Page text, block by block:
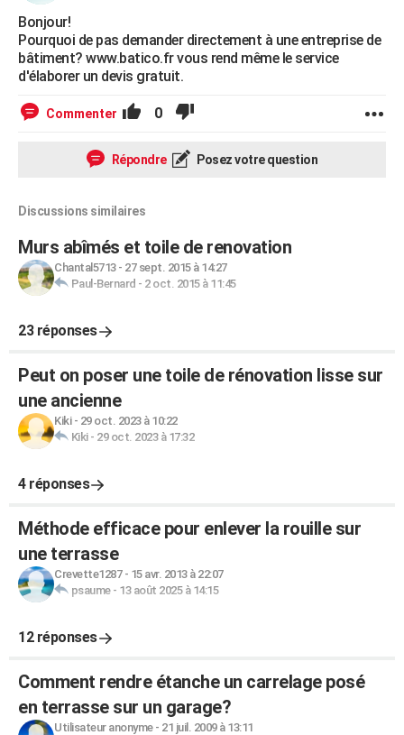
Bonjour!
Pourquoi de pas demander directement à une entreprise de
bâtiment? www.batico.fr vous rend même le service
d'élaborer un devis gratuit.
Commenter 0
Répondre Posez votre question
Discussions similaires
Murs abîmés et toile de renovation
Chantal5713- 27 sept. 2015 à 14:27
Paul-Bernard - 2 oct. 2015 à 11:45
23 réponses
Peut on poser une toile de rénovation lisse sur
une ancienne
Kiki- 29 oct. 2023 à 10:22
Kiki- 29 oct. 2023 à 17:32
4 réponses
Méthode efficace pour enlever la rouille sur
une terrasse
Crevette1287- 15 avr. 2013 à 22:07
psaume- 13 août 2025 à 14:15
12 réponses
Comment rendre étanche un carrelage posé
en terrasse sur un garage?
Utilisateur anonyme- 21 juil. 2009 à 13:11